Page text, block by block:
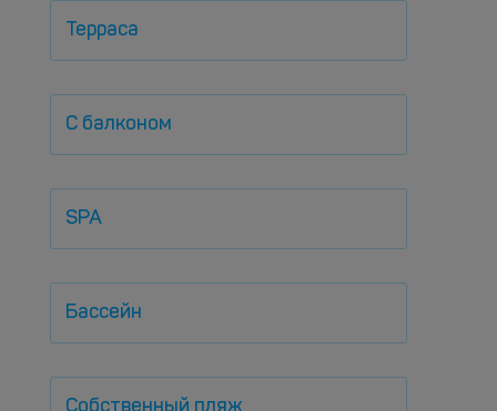
Терраса
С балконом
SPA
Бассейн
Собственный пляж